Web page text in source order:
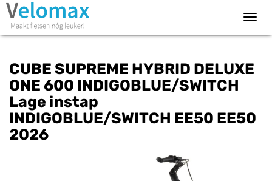
CUBE SUPREME HYBRID DELUXE
ONE 600 INDIGOBLUE/SWITCH
Lage instap
INDIGOBLUE/SWITCH EE50 EE50
2026